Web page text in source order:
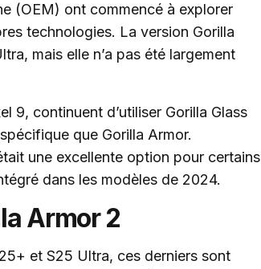
(OEM) ont commencé à explorer
technologies. La version Gorilla
mais elle n’a pas été largement
9, continuent d’utiliser Gorilla Glass
que Gorilla Armor.
une excellente option pour certains
dans les modèles de 2024.
Armor 2
et S25 Ultra, ces derniers sont